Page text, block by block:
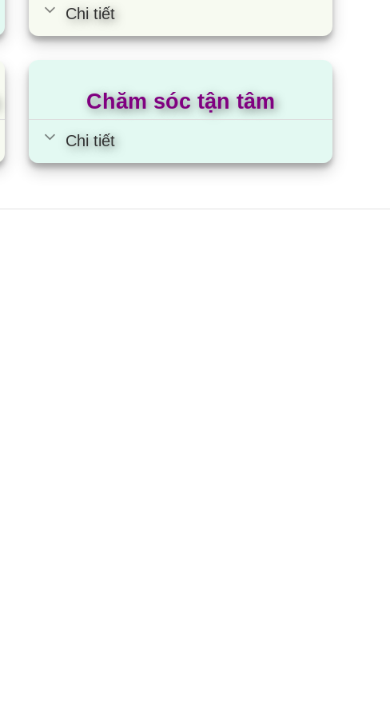
Chi tiết
Chăm sóc tận tâm
Chi tiết